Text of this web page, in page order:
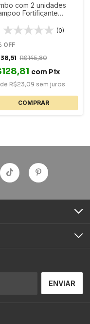
com 2 unidades
Fortificante
| 250ml cada
(0)
OFF
R$145,80
com Pix
de R$23,09 sem juros